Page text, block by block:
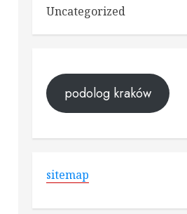
Uncategorized
podolog kraków
sitemap